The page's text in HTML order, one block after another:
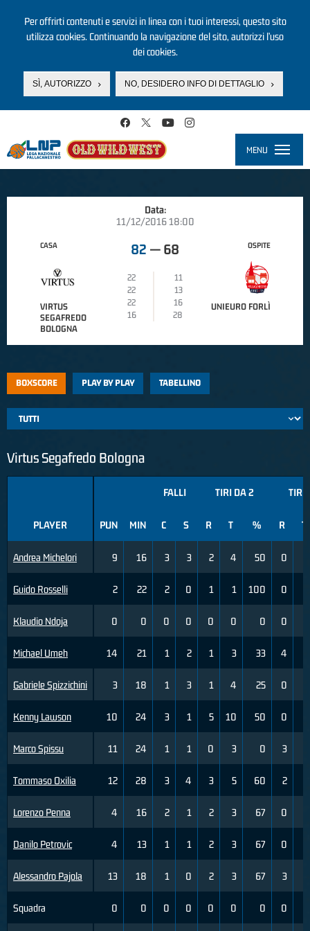
Per offrirti contenuti e servizi in linea con i tuoi interessi, questo sito
utilizza cookies. Continuando la navigazione del sito, autorizzi l’uso
dei cookies.
SÌ, AUTORIZZO NO, DESIDERO INFO DI DETTAGLIO
MENU
Data:
11/12/2016 18:00
CASA
VIRTUS
SEGAFREDO
BOLOGNA
82 — 68
22
11
22
13
22
16
16
28
OSPITE
UNIEURO FORLÌ
BOXSCORE PLAY BY PLAY TABELLINO
Virtus Segafredo Bologna
PLAYER
Andrea Michelori
Guido Rosselli
Klaudio Ndoja
Michael Umeh
Gabriele Spizzichini
Kenny Lawson
Marco Spissu
Tommaso Oxilia
Lorenzo Penna
Danilo Petrovic
Alessandro Pajola
Squadra
FALLI TIRI DA 2 TIRI
PUN MIN C S R T % R T
9 16 3 3 2 4 50 0
2 22 2 0 1 1 100 0
0 0 0 0 0 0 0 0
14 21 1 2 1 3 33 4
3 18 1 3 1 4 25 0
10 24 3 1 5 10 50 0
11 24 1 1 0 3 0 3
12 28 3 4 3 5 60 2
4 16 2 1 2 3 67 0
4 13 1 1 2 3 67 0
13 18 1 0 2 3 67 3
0 0 0 0 0 0 0 0